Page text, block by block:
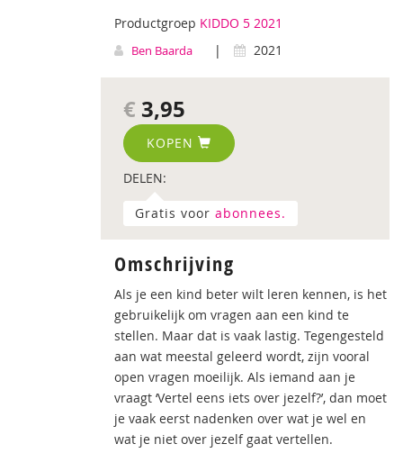
Productgroep KIDDO 5 2021
Ben Baarda | 2021
€ 3,95
KOPEN
DELEN:
Gratis voor abonnees.
Omschrijving
Als je een kind beter wilt leren kennen, is het
gebruikelijk om vragen aan een kind te
stellen. Maar dat is vaak lastig. Tegengesteld
aan wat meestal geleerd wordt, zijn vooral
open vragen moeilijk. Als iemand aan je
vraagt ‘Vertel eens iets over jezelf?’, dan moet
je vaak eerst nadenken over wat je wel en
wat je niet over jezelf gaat vertellen.